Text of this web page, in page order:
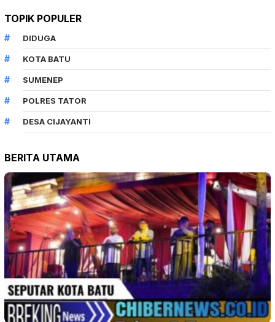
TOPIK POPULER
DIDUGA
KOTA BATU
SUMENEP
POLRES TATOR
DESA CIJAYANTI
BERITA UTAMA